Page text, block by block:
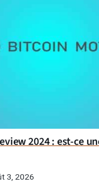
2024 : est-ce
3, 2026